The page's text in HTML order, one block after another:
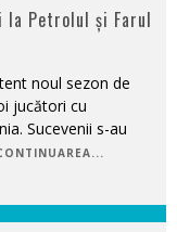
Petrolul și Farul
noul sezon de
jucători cu
Sucevenii s-au